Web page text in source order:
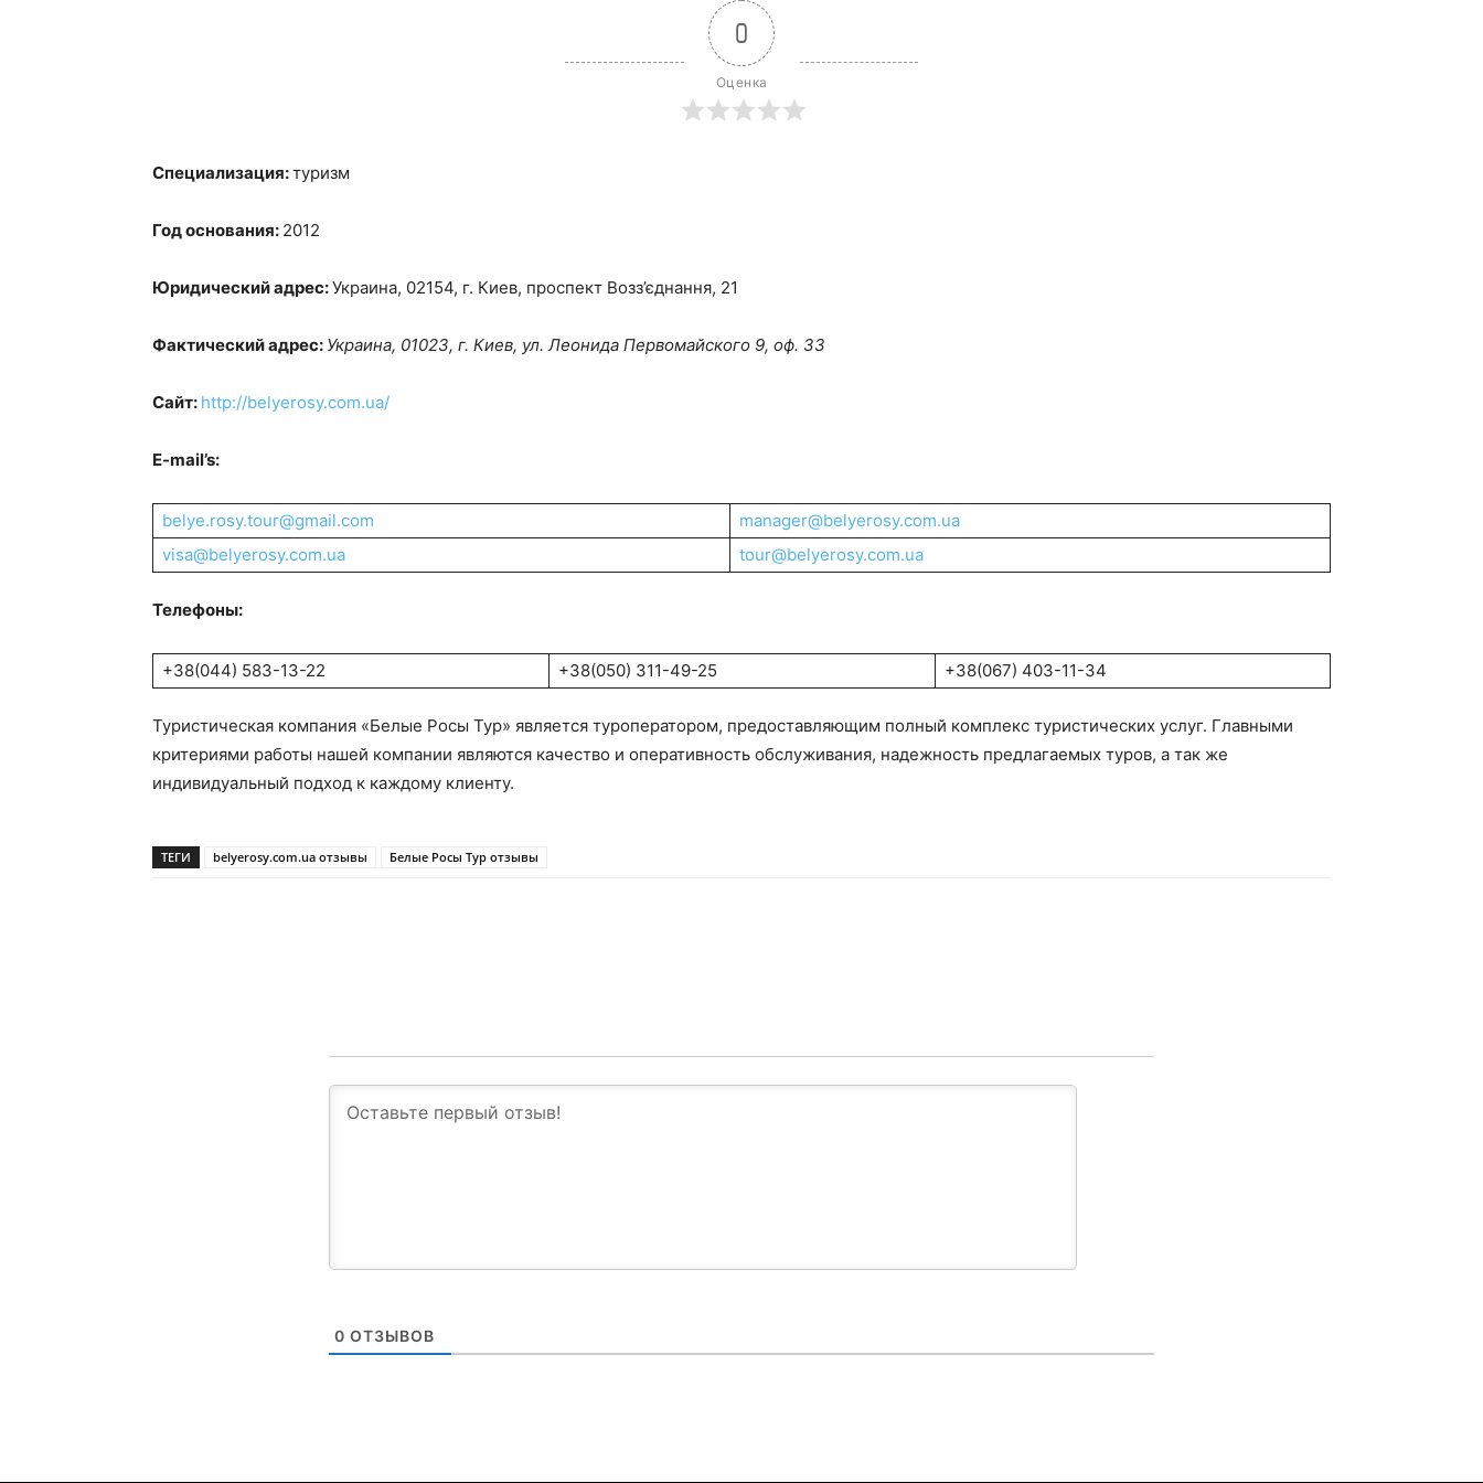
0
Оценка
Специализация:туризм
Год основания: 2012
Юридический адрес:Украина, 02154, г. Киев, проспект Возз’єднання, 21
Фактический адрес: Украина, 01023, г. Киев, ул. Леонида Первомайского 9, оф. 33
Сайт: http://belyerosy.com.ua/
E-mail’s:
belye.rosy.tour@gmail.com
manager@belyerosy.com.ua
visa@belyerosy.com.ua
tour@belyerosy.com.ua
Телефоны:
+38(044) 583-13-22 +38(050) 311-49-25 +38(067) 403-11-34
Туристическая компания «Белые Росы Тур» является туроператором, предоставляющим полный комплекс туристических услуг. Главными
критериями работы нашей компании являются качество и оперативность обслуживания, надежность предлагаемых туров, а так же
индивидуальный подход к каждому клиенту.
ТЕГИ belyerosy.com.ua отзывы Белые Росы Тур отзывы
0 ОТЗЫВОВ